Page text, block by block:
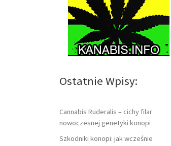
Ostatnie Wpisy:
Cannabis Ruderalis – cichy filar
nowoczesnej genetyki konopi
Szkodniki konopi: jak wcześnie